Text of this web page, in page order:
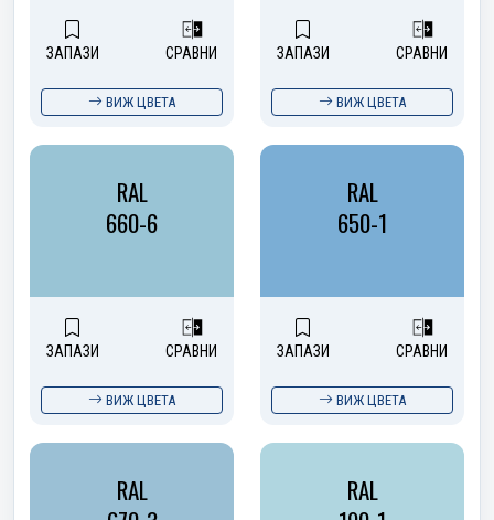
ЗАПАЗИ СРАВНИ
ВИЖ ЦВЕТА
ЗАПАЗИ СРАВНИ
ВИЖ ЦВЕТА
RAL
660-6
ЗАПАЗИ СРАВНИ
ВИЖ ЦВЕТА
RAL
650-1
ЗАПАЗИ СРАВНИ
ВИЖ ЦВЕТА
RAL
RAL